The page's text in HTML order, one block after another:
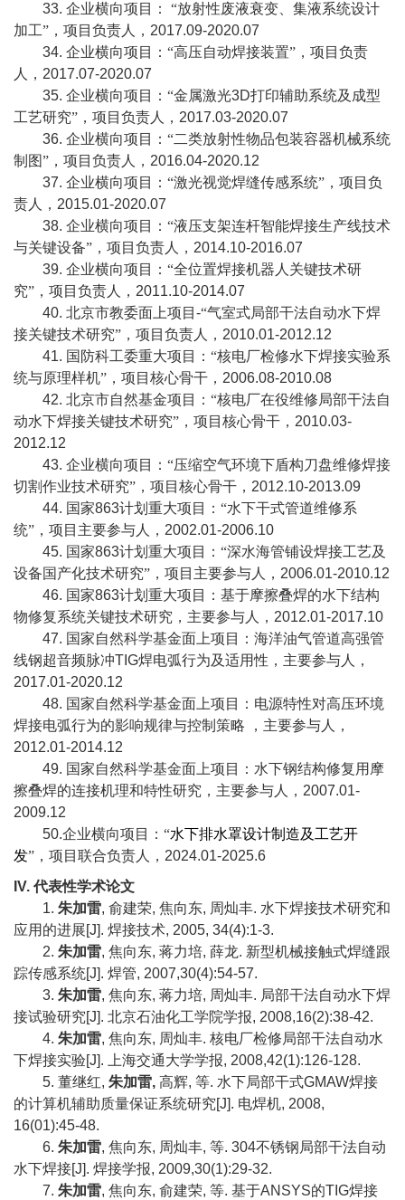
33. 企业横向项目：
“放射性废液衰变、集液系统设计
加工”，项目负责人， 2017.09-2020.07
34. 企业横向项目：“高压自动焊接装置”，项目负责
人， 2017.07-2020.07
35. 企业横向项目：“金属激光3D打印辅助系统及成型
工艺研究”，项目负责人， 2017.03-2020.07
36. 企业横向项目：“二类放射性物品包装容器机械系统
制图”，项目负责人， 2016.04-2020.12
37. 企业横向项目：“激光视觉焊缝传感系统”，项目负
责人， 2015.01-2020.07
38. 企业横向项目：“液压支架连杆智能焊接生产线技术
与关键设备”，项目负责人， 2014.10-2016.07
39. 企业横向项目：“全位置焊接机器人关键技术研
究”，项目负责人， 2011.10-2014.07
40. 北京市教委面上项目 -“气室式局部干法自动水下焊
接关键技术研究”，项目负责人， 2010.01-2012.12
41. 国防科工委重大项目：“核电厂检修水下焊接实验系
统与原理样机”，项目核心骨干， 2006.08-2010.08
42. 北京市自然基金项目：“核电厂在役维修局部干法自
动水下焊接关键技术研究”，项目核心骨干， 2010.03-
2012.12
43. 企业横向项目：“压缩空气环境下盾构刀盘维修焊接
切割作业技术研究”，项目核心骨干， 2012.10-2013.09
44. 国家863计划重大项目：“水下干式管道维修系
统”，项目主要参与人， 2002.01-2006.10
45. 国家863计划重大项目：“深水海管铺设焊接工艺及
设备国产化技术研究”，项目主要参与人， 2006.01-2010.12
46. 国家863计划重大项目：基于摩擦叠焊的水下结构
物修复系统关键技术研究，主要参与人， 2012.01-2017.10
47. 国家自然科学基金面上项目：海洋油气管道高强管
线钢超音频脉冲TIG焊电弧行为及适用性，主要参与人，
2017.01-2020.12
48. 国家自然科学基金面上项目：电源特性对高压环境
焊接电弧行为的影响规律与控制策略
，主要参与人，
2012.01-2014.12
49. 国家自然科学基金面上项目：水下钢结构修复用摩
擦叠焊的连接机理和特性研究，主要参与人， 2007.01-
2009.12
50.企业横向项目：“水下排水罩设计制造及工艺开
发”，项目联合负责人， 2024.01-2025.6
IV. 代表性学术论文
1. 朱加雷, 俞建荣, 焦向东, 周灿丰. 水下焊接技术研究和
应用的进展[J]. 焊接技术, 2005, 34(4):1-3.
2. 朱加雷, 焦向东, 蒋力培, 薛龙. 新型机械接触式焊缝跟
踪传感系统[J]. 焊管, 2007,30(4):54-57.
3. 朱加雷, 焦向东, 蒋力培, 周灿丰. 局部干法自动水下焊
接试验研究[J]. 北京石油化工学院学报, 2008,16(2):38-42.
4. 朱加雷, 焦向东, 周灿丰. 核电厂检修局部干法自动水
下焊接实验[J]. 上海交通大学学报, 2008,42(1):126-128.
5. 董继红, 朱加雷, 高辉, 等. 水下局部干式GMAW焊接
的计算机辅助质量保证系统研究[J]. 电焊机, 2008,
16(01):45-48.
6. 朱加雷, 焦向东, 周灿丰, 等. 304不锈钢局部干法自动
水下焊接[J]. 焊接学报, 2009,30(1):29-32.
7. 朱加雷, 焦向东, 俞建荣, 等. 基于ANSYS的TIG焊接